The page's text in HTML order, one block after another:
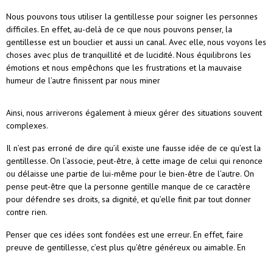
Nous pouvons tous utiliser la gentillesse pour soigner les personnes
difficiles. En effet, au-delà de ce que nous pouvons penser, la
gentillesse est un bouclier et aussi un canal. Avec elle, nous voyons les
choses avec plus de tranquillité et de lucidité. Nous équilibrons les
émotions et nous empêchons que les frustrations et la mauvaise
humeur de l’autre finissent par nous miner
Ainsi, nous arriverons également à mieux gérer des situations souvent
complexes.
Il n’est pas erroné de dire qu’il existe une fausse idée de ce qu’est la
gentillesse. On l’associe, peut-être, à cette image de celui qui renonce
ou délaisse une partie de lui-même pour le bien-être de l’autre. On
pense peut-être que la personne gentille manque de ce caractère
pour défendre ses droits, sa dignité, et qu’elle finit par tout donner
contre rien.
Penser que ces idées sont fondées est une erreur. En effet, faire
preuve de gentillesse, c’est plus qu’être généreux ou aimable. En